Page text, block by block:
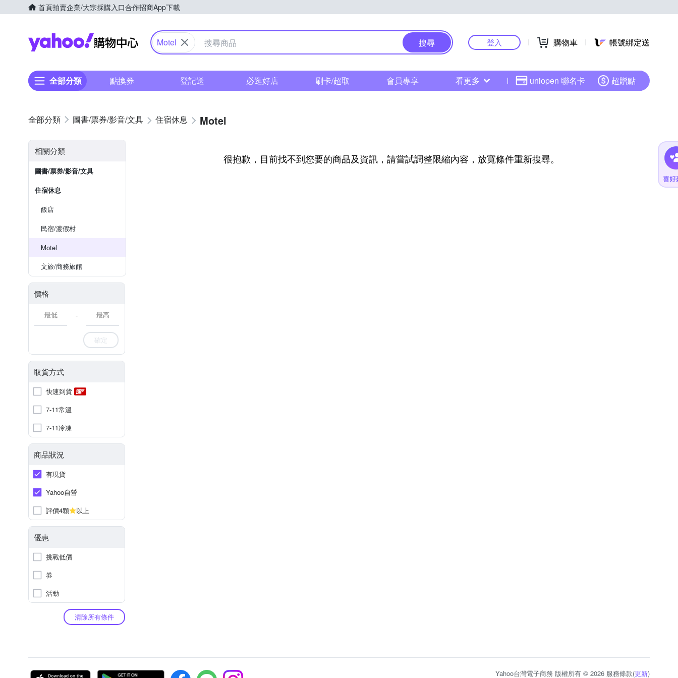
首頁拍賣企業/大宗採購入口合作招商App下載
Yahoo購物中心
Motel 搜尋 登入 購物車 帳號綁定送
全部分類 點換券 登記送 必逛好店 刷卡/超取 會員專享 看更多 uniopen 聯名卡 超贈點
圖書/票券/影音/文具 住宿休息 Motel
相關分類
圖書/票券/影音/文具
住宿休息
飯店
民宿/渡假村
Motel
文旅/商務旅館
價格
-
確定
取貨方式
快速到貨
7-11常溫
7-11冷凍
商品狀況
有現貨
Yahoo自營
評價4顆
以上
優惠
挑戰低價
券
活動
清除所有條件
很抱歉，目前找不到您要的商品及資訊，請嘗試調整限縮內容，放寬條件重新搜尋。
Yahoo台灣電子商務 版權所有 © 2026 服務條款(更新)